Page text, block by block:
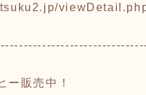
ー販売中！